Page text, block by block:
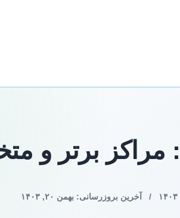
مراکز برتر و
/ آخرین بروزرسانی: بهمن ۲۰, ۱۴۰۳